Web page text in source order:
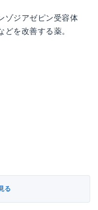
ゾジアゼピン受容体
を改善する薬。
る